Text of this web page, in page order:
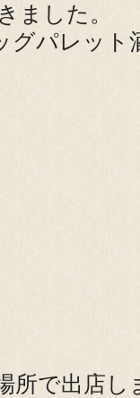
ました。
グパレッ
所で出店し